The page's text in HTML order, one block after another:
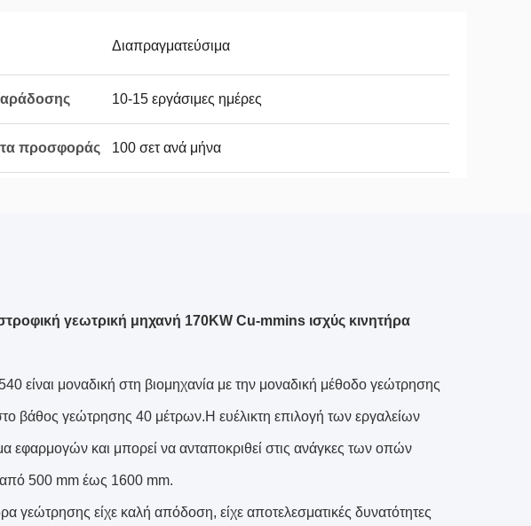
Διαπραγματεύσιμα
10-15 εργάσιμες ημέρες
προσφοράς 100 σετ ανά μήνα
γεωτρική μηχανή 170KW Cu-mmins ισχύς κινητήρα
είναι μοναδική στη βιομηχανία με την μοναδική μέθοδο γεώτρησης
βάθος γεώτρησης 40 μέτρων.Η ευέλικτη επιλογή των εργαλείων
εφαρμογών και μπορεί να ανταποκριθεί στις ανάγκες των οπών
από 500 mm έως 1600 mm.
γεώτρησης είχε καλή απόδοση, είχε αποτελεσματικές δυνατότητες